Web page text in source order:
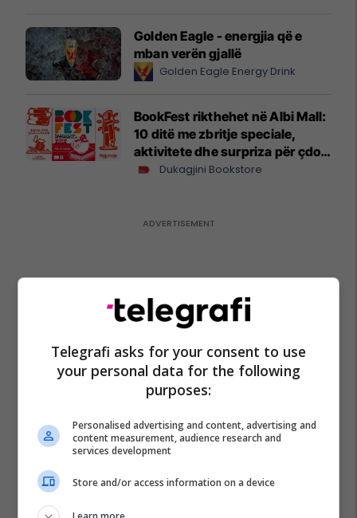
Golden Eagle - energjia që e
mban verën gjallë
Golden Eagle Energy Drink
BookFest rikthehet në Albi Mall:
10 ditë me zbritje speciale,
aktivitete dhe surpriza për çdo
lexuesDukagjini Bookstore
Telegrafi asks for your consent to use
your personal data for the following
purposes:
Personalised advertising and content, advertising and
content measurement, audience research and
services development
Store and/or access information on a device